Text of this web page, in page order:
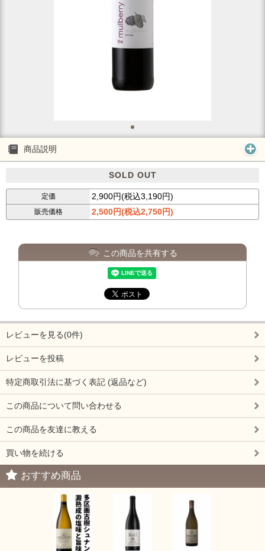
商品説明
SOLD OUT
定価 2,900円(税込3,190円)
販売価格 2,500円(税込2,750円)
この商品を共有する
レビューを見る(0件)
レビューを投稿
特定商取引法に基づく表記 (返品など)
この商品について問い合わせる
この商品を友達に教える
買い物を続ける
おすすめ商品